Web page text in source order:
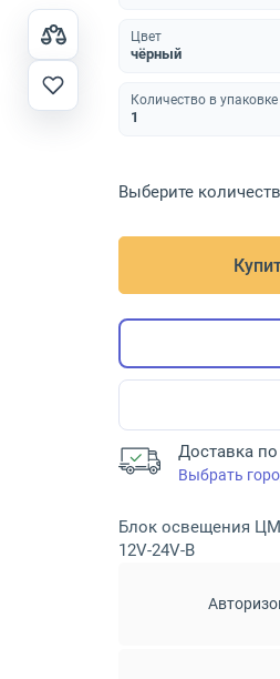
Цвет
чёрный
Количество в упаковке
1
Выберите
Доставка
Выбрать
Блок освещения
12V-24V-B